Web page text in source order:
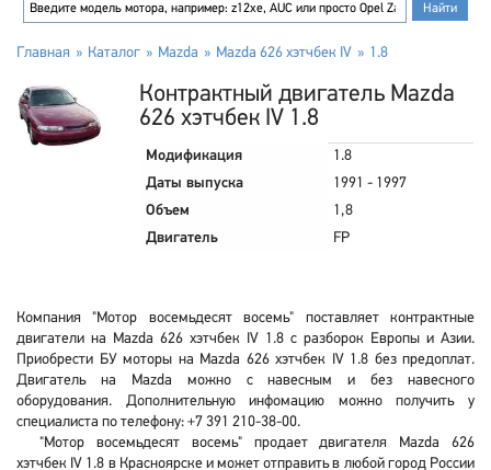
Главная Каталог Mazda Mazda 626 хэтчбек IV 1.8
Контрактный двигатель Mazda
626 хэтчбек IV 1.8
Модификация
1.8
Даты выпуска
1991 - 1997
Объем
1,8
Двигатель
FP
Компания "Мотор восемьдесят восемь" поставляет контрактные
двигатели на Mazda 626 хэтчбек IV 1.8 с разборок Европы и Азии.
Приобрести БУ моторы на Mazda 626 хэтчбек IV 1.8 без предоплат.
Двигатель на Mazda можно с навесным и без навесного
оборудования. Дополнительную инфомацию можно получить у
специалиста по телефону: +7 391 210-38-00.
"Мотор восемьдесят восемь" продает двигателя Mazda 626
хэтчбек IV 1.8 в Красноярске и может отправить в любой город России